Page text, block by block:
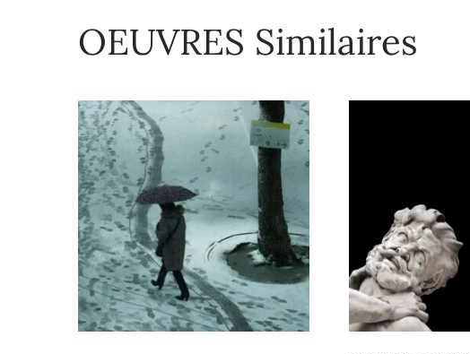
OEUVRES Similaires